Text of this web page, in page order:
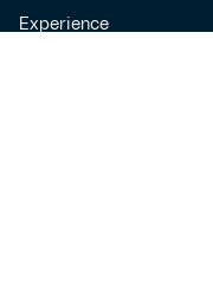
Experience